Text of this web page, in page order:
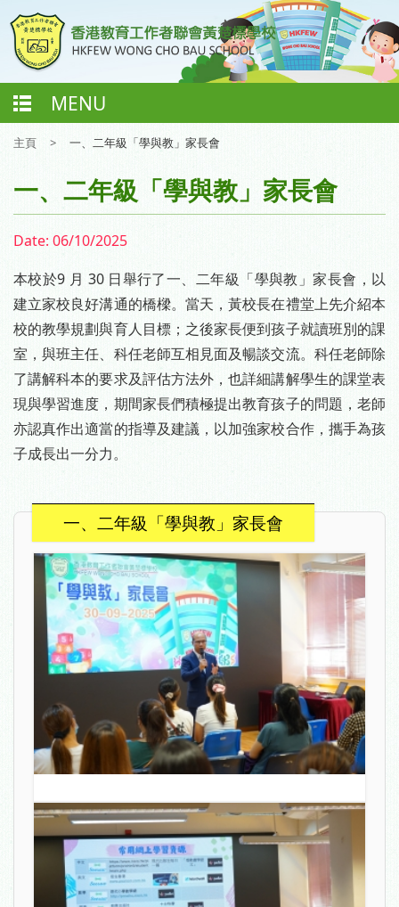
MENU
主頁 > 一、二年級「學與教」家長會
一、二年級「學與教」家長會
Date: 06/10/2025
本校於9 月 30 日舉行了一、二年級「學與教」家長會，以
建立家校良好溝通的橋樑。當天，黃校長在禮堂上先介紹本
校的教學規劃與育人目標；之後家長便到孩子就讀班別的課
室，與班主任、科任老師互相見面及暢談交流。科任老師除
了講解科本的要求及評估方法外，也詳細講解學生的課堂表
現與學習進度，期間家長們積極提出教育孩子的問題，老師
亦認真作出適當的指導及建議，以加強家校合作，攜手為孩
子成長出一分力。
一、二年級「學與教」家長會